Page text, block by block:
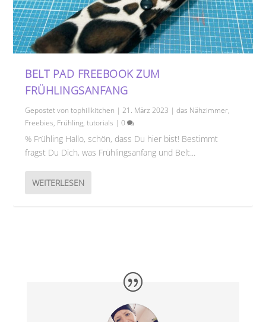
BELT PAD FREEBOOK ZUM
FRÜHLINGSANFANG
Gepostet vontophillkitchen |21. März 2023 |das Nähzimmer,
Freebies, Frühling,tutorials |0
% Frühling Hallo, schön, dass Du hier bist! Bestimmt
fragst Du Dich, was Frühlingsanfang und Belt...
WEITERLESEN